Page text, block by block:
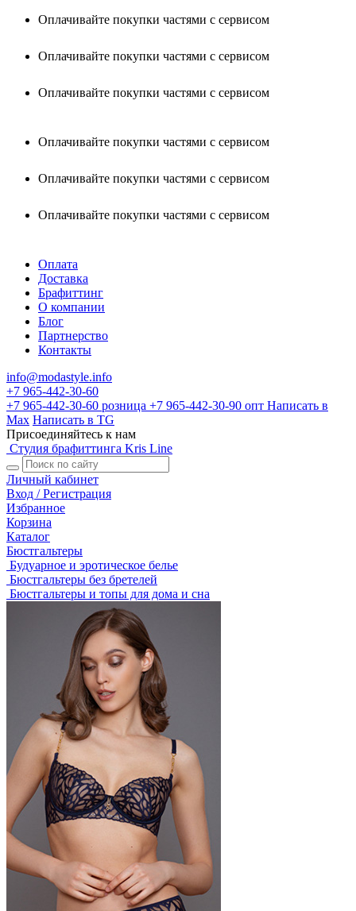
Оплачивайте покупки частями с сервисом
Оплачивайте покупки частями с сервисом
Оплачивайте покупки частями с сервисом
Оплачивайте покупки частями с сервисом
Оплачивайте покупки частями с сервисом
Оплачивайте покупки частями с сервисом
Оплата
Доставка
Брафиттинг
О компании
Блог
Партнерство
Контакты
info@modastyle.info
+7 965-442-30-60
+7 965-442-30-60 розница +7 965-442-30-90 опт Написать в
Max Написать в TG
Присоединяйтесь к нам
Студия брафиттинга Kris Line
Личный кабинет
Вход / Регистрация
Избранное
Корзина
Каталог
Бюстгальтеры
Будуарное и эротическое белье
Бюстгальтеры без бретелей
Бюстгальтеры и топы для дома и сна